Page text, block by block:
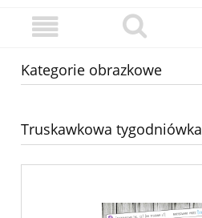
Kategorie obrazkowe
Truskawkowa tygodniówka